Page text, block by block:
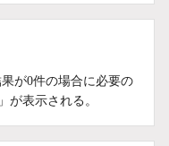
が0件の場合に必要の
が表示される。